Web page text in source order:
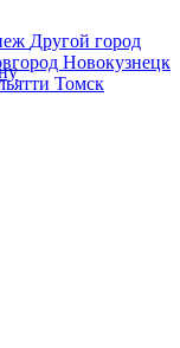
Другой город
Новокузнецк
Томск